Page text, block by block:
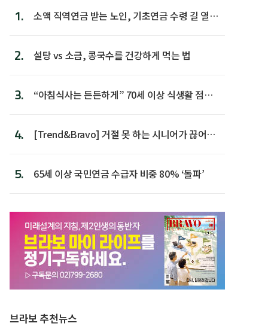
1.
소액 직역연금 받는 노인, 기초연금 수령 길 열린
2. 설탕 vs 소금, 콩국수를 건강하게 먹는 법
3.
“아침식사는 든든하게” 70세 이상 식생활 점수
4.
[Trend&Bravo] 거절 못 하는 시니어가 끊어야
5. 65세 이상 국민연금 수급자 비중 80% ‘돌파’
브라보 추천뉴스